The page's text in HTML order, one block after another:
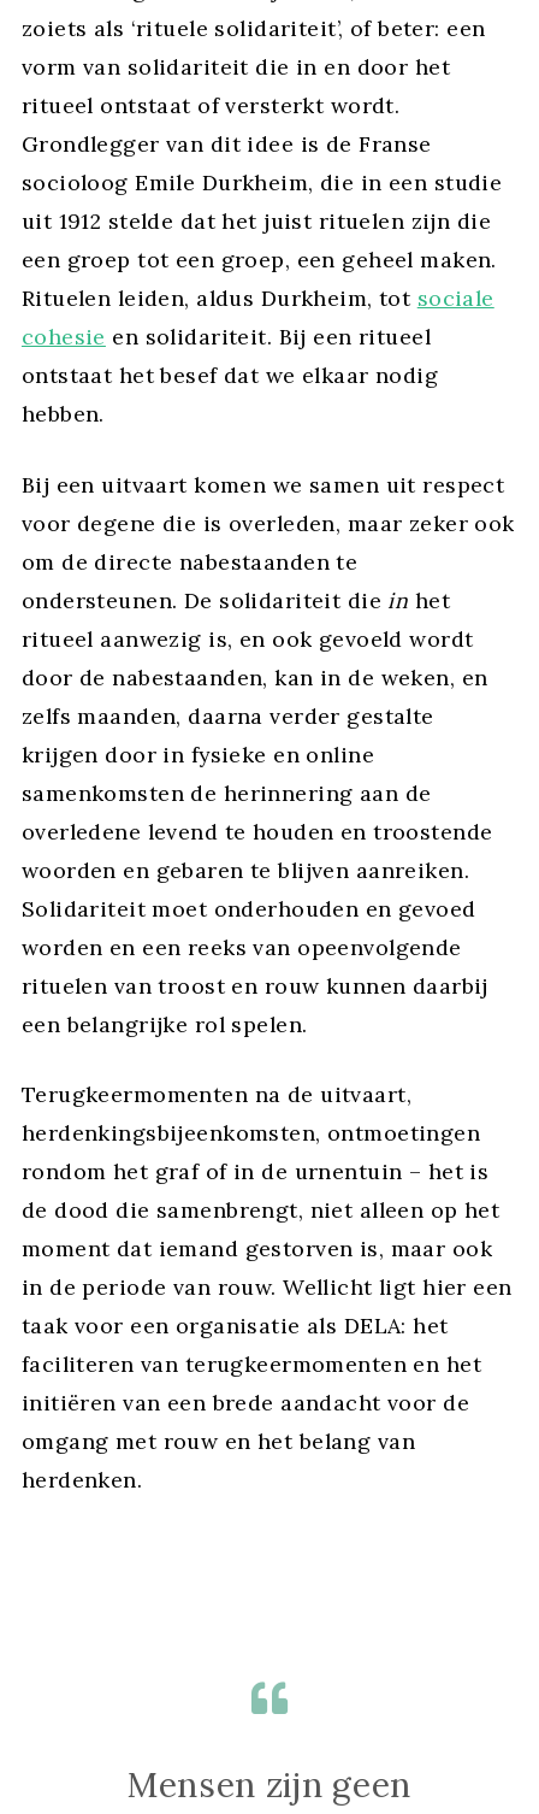
zoiets als ‘rituele solidariteit’, of beter: een
vorm van solidariteit die in en door het
ritueel ontstaat of versterkt wordt.
Grondlegger van dit idee is de Franse
socioloog Emile Durkheim, die in een studie
uit 1912 stelde dat het juist rituelen zijn die
een groep tot een groep, een geheel maken.
Rituelen leiden, aldus Durkheim, tot sociale
cohesie en solidariteit. Bij een ritueel
ontstaat het besef dat we elkaar nodig
hebben.
Bij een uitvaart komen we samen uit respect
voor degene die is overleden, maar zeker ook
om de directe nabestaanden te
ondersteunen. De solidariteit die in het
ritueel aanwezig is, en ook gevoeld wordt
door de nabestaanden, kan in de weken, en
zelfs maanden, daarna verder gestalte
krijgen door in fysieke en online
samenkomsten de herinnering aan de
overledene levend te houden en troostende
woorden en gebaren te blijven aanreiken.
Solidariteit moet onderhouden en gevoed
worden en een reeks van opeenvolgende
rituelen van troost en rouw kunnen daarbij
een belangrijke rol spelen.
Terugkeermomenten na de uitvaart,
herdenkingsbijeenkomsten, ontmoetingen
rondom het graf of in de urnentuin – het is
de dood die samenbrengt, niet alleen op het
moment dat iemand gestorven is, maar ook
in de periode van rouw. Wellicht ligt hier een
taak voor een organisatie als DELA: het
faciliteren van terugkeermomenten en het
initiëren van een brede aandacht voor de
omgang met rouw en het belang van
herdenken.
Mensen zijn geen